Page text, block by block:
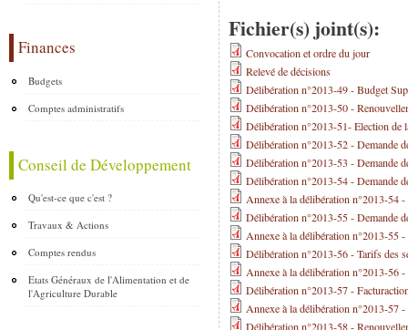
Finances
Budgets
Comptes administratifs
Conseil de Développement
Qu'est-ce que c'est ?
Travaux & Actions
Comptes rendus
Etats Généraux de l'Alimentation et de
l'Agriculture Durable
Fichier(s) joint(s):
Convocation et ordre du jour
Relevé de décisions
Délibération n°2013-49 - Budget
Délibération n°2013-50 -
Délibération n°2013-51- Election
Délibération n°2013-52 - Demande
Délibération n°2013-53 - Demande
Délibération n°2013-54 - Demande
Annexe à la délibération n°2013-54
Délibération n°2013-55 - Demande
Annexe à la délibération n°2013-55
Délibération n°2013-56 - Tarifs des
Annexe à la délibération n°2013-56
Délibération n°2013-57 -
Annexe à la délibération n°2013-57
Délibération n°2013-58 -